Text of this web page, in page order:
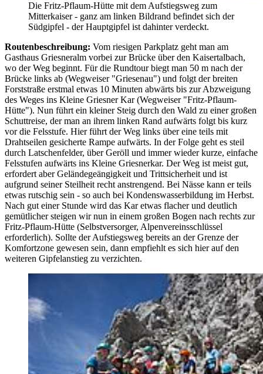
Die Fritz-Pflaum-Hütte mit dem Aufstiegsweg zum
Mitterkaiser - ganz am linken Bildrand befindet sich der
Südgipfel - der Hauptgipfel ist dahinter verdeckt.
Routenbeschreibung: Vom riesigen Parkplatz geht man am
Gasthaus Griesneralm vorbei zur Brücke über den Kaisertalbach,
wo der Weg beginnt. Für die Rundtour biegt man 50 m nach der
Brücke links ab (Wegweiser "Griesenau") und folgt der breiten
Forststraße erstmal etwas 10 Minuten abwärts bis zur Abzweigung
des Weges ins Kleine Griesner Kar (Wegweiser "Fritz-Pflaum-
Hütte"). Nun führt ein kleiner Steig durch den Wald zu einer großen
Schuttreise, der man an ihrem linken Rand aufwärts folgt bis kurz
vor die Felsstufe. Hier führt der Weg links über eine teils mit
Drahtseilen gesicherte Rampe aufwärts. In der Folge geht es steil
durch Latschenfelder, über Geröll und immer wieder kurze, einfache
Felsstufen aufwärts ins Kleine Griesnerkar. Der Weg ist meist gut,
erfordert aber Geländegeängigkeit und Trittsicherheit und ist
aufgrund seiner Steilheit recht anstrengend. Bei Nässe kann er teils
etwas rutschig sein - so auch bei Kondenswasserbildung im Herbst.
Nach gut einer Stunde wird das Kar etwas flacher und deutlich
gemütlicher steigen wir nun in einem großen Bogen nach rechts zur
Fritz-Pflaum-Hütte (Selbstversorger, Alpenvereinsschlüssel
erforderlich). Sollte der Aufstiegsweg bereits an der Grenze der
Komfortzone gewesen sein, dann empfiehlt es sich hier auf den
weiteren Gipfelanstieg zu verzichten.